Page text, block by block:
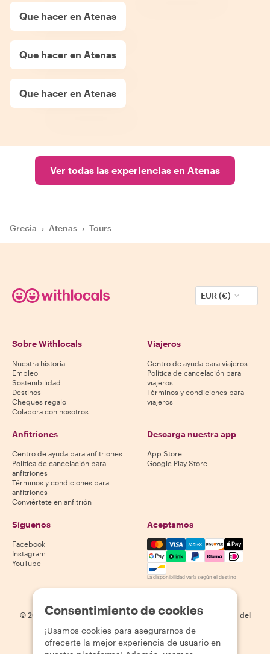
Que hacer en Atenas
Que hacer en Atenas
Que hacer en Atenas
Ver todas las experiencias en Atenas
Grecia › Atenas › Tours
EUR (€)
Sobre Withlocals
Nuestra historia
Empleo
Sostenibilidad
Destinos
Cheques regalo
Colabora con nosotros
Viajeros
Centro de ayuda para viajeros
Política de cancelación para
viajeros
Términos y condiciones para
viajeros
Anfitriones
Centro de ayuda para anfitriones
Política de cancelación para
anfitriones
Términos y condiciones para
anfitriones
Conviértete en anfitrión
Descarga nuestra app
App Store
Google Play Store
Síguenos
Facebook
Instagram
YouTube
Aceptamos
Mastercard, Visa, Amex,
La disponibilidad varía según el destino
© 2026 Withlocals.com | Política de privacidad | Cookies
Mapa del
Consentimiento de cookies
¡Usamos cookies para asegurarnos de
ofrecerte la mejor experiencia de usuario en